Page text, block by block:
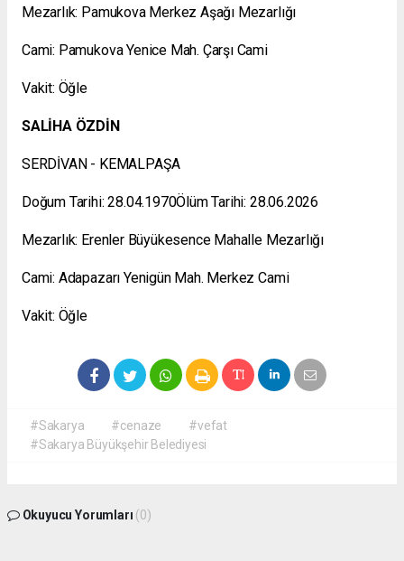
Mezarlık: Pamukova Merkez Aşağı Mezarlığı
Cami: Pamukova Yenice Mah. Çarşı Cami
Vakit: Öğle
SALİHA ÖZDİN
SERDİVAN - KEMALPAŞA
Doğum Tarihi: 28.04.1970Ölüm Tarihi: 28.06.2026
Mezarlık: Erenler Büyükesence Mahalle Mezarlığı
Cami: Adapazarı Yenigün Mah. Merkez Cami
Vakit: Öğle
#Sakarya #cenaze
#vefat
#Sakarya Büyükşehir Belediyesi
Okuyucu Yorumları (0)